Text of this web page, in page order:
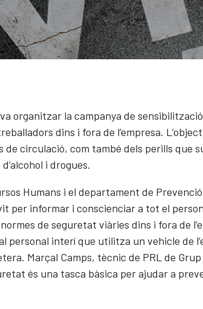
organitzar la campanya de
dins i fora de l’empresa.
de circulació, com també dels perills que
i drogues.
Humans i el departament de
per informar i conscienciar a tot el
de seguretat viàries dins i fora de
personal interí que utilitza un vehicle de
Marçal Camps, tècnic de PRL de
és una tasca bàsica per ajudar a